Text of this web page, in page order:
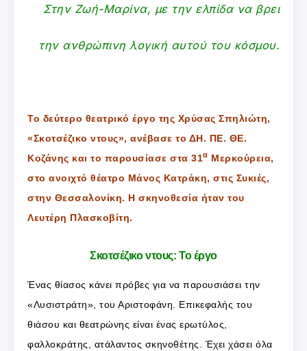
Στην Ζωή-Μαρίνα, με την ελπίδα να βρει
την ανθρώπινη λογική αυτού του κόσμου.
Το δεύτερο θεατρικό έργο της Χρύσας Σπηλιώτη,
«Σκοτσέζικο ντους», ανέβασε το ΔΗ. ΠΕ. ΘΕ.
Κοζάνης και το παρουσίασε στα 31α Μερκούρεια,
στο ανοιχτό θέατρο Μάνος Κατράκη, στις Συκιές,
στην Θεσσαλονίκη. Η σκηνοθεσία ήταν του
Λευτέρη Πλασκοβίτη.
Σκοτσέζικο ντους: Το έργο
Ένας θίασος κάνει πρόβες για να παρουσιάσει την
«Λυσιστράτη», του Αριστοφάνη. Επικεφαλής του
θιάσου και θεατρώνης είναι ένας ερωτύλος,
φαλλοκράτης, ατάλαντος σκηνοθέτης. Έχει χάσει όλα